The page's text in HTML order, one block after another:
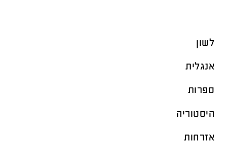
לשון
אנגלית
ספרות
היסטוריה
אזרחות